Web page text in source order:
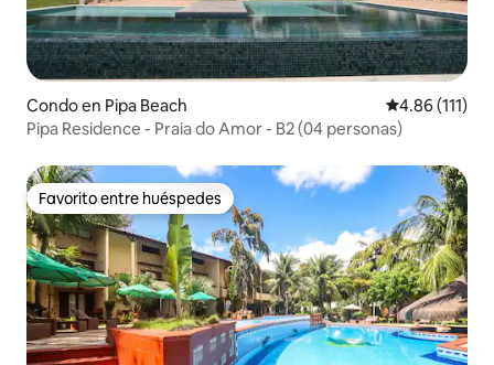
Condo en Pipa Beach Calificación
4.86 (111)
Pipa Residence - Praia do Amor - B2 (04 personas)
Favorito entre huéspedes
Favorito entre huéspedes